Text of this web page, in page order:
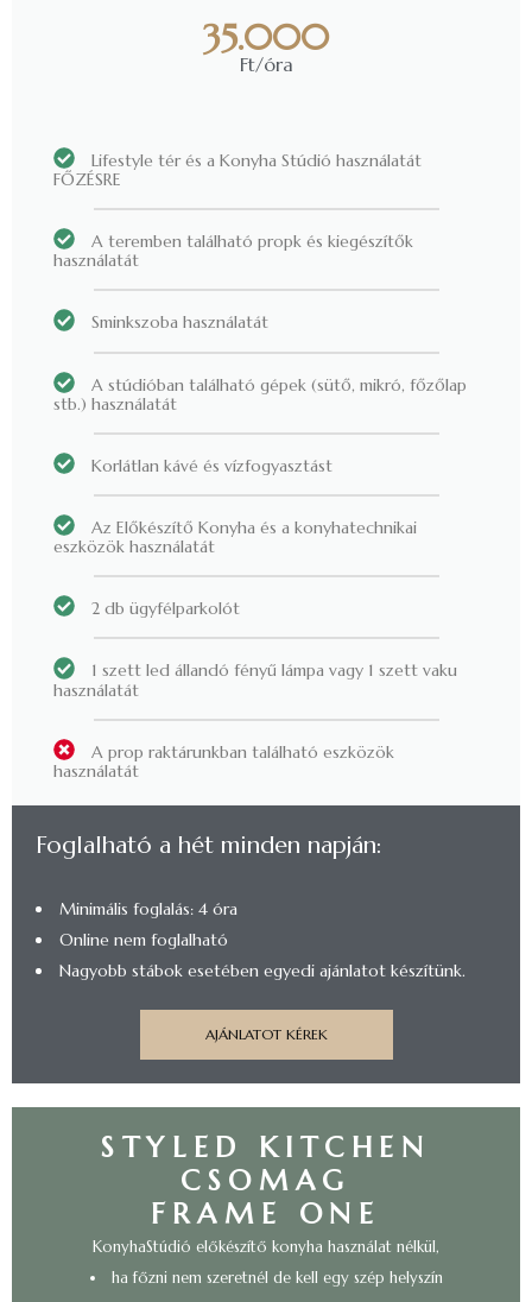
35.000
Ft/óra
Lifestyle tér és a Konyha Stúdió használatát
FŐZÉSRE
A teremben található propk és kiegészítők
használatát
Sminkszoba használatát
A stúdióban található gépek (sütő, mikró, főzőlap
stb.) használatát
Korlátlan kávé és vízfogyasztást
Az Előkészítő Konyha és a konyhatechnikai
eszközök használatát
2 db ügyfélparkolót
1 szett led állandó fényű lámpa vagy 1 szett vaku
használatát
A prop raktárunkban található eszközök
használatát
Foglalható a hét minden napján:
Minimális foglalás: 4 óra
Online nem foglalható
Nagyobb stábok esetében egyedi ajánlatot készítünk.
AJÁNLATOT KÉREK
STYLED KITCHEN
CSOMAG
FRAME ONE
KonyhaStúdió előkészítő konyha használat nélkül,
ha főzni nem szeretnél de kell egy szép helyszín